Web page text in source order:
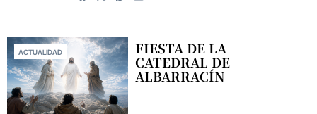
ACTUALIDAD FIESTA DE LA
CATEDRAL DE
ALBARRACÍN